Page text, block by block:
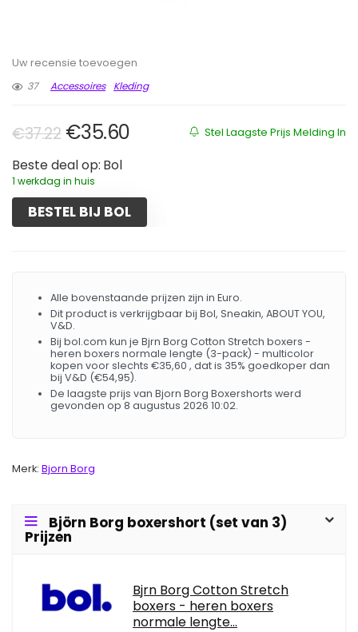
Uw recensie toevoegen
37
Accessoires Kleding
Stel Laagste Prijs Melding In
€37.22 Oorspronkelijke prijs was: €37.22.
€35.60Huidige prijs is: €35.60.
Beste deal op: Bol
1 werkdag in huis
BESTEL BIJ BOL
Alle bovenstaande prijzen zijn in Euro.
Dit product is verkrijgbaar bij Bol, Sneakin, ABOUT YOU,
V&D.
Bij bol.com kun je Bjrn Borg Cotton Stretch boxers -
heren boxers normale lengte (3-pack) - multicolor
kopen voor slechts €35,60 , dat is 35% goedkoper dan
bij V&D (€54,95).
De laagste prijs van Bjorn Borg Boxershorts werd
gevonden op 8 augustus 2026 10:02.
Merk: Bjorn Borg
Björn Borg boxershort (set van 3)
Prijzen
Bjrn Borg Cotton Stretch
boxers - heren boxers
normale lengte...